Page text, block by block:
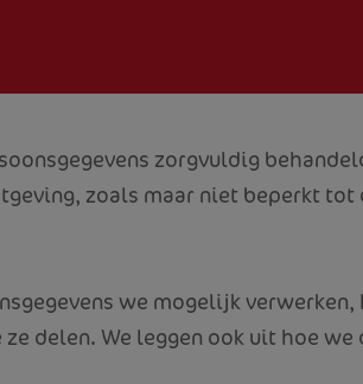
zorgvuldig
zoals maar niet beperkt tot
we mogelijk verwerken,
delen. We leggen ook uit hoe